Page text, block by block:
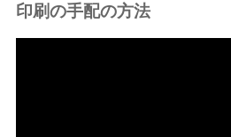
印刷の手配の方法